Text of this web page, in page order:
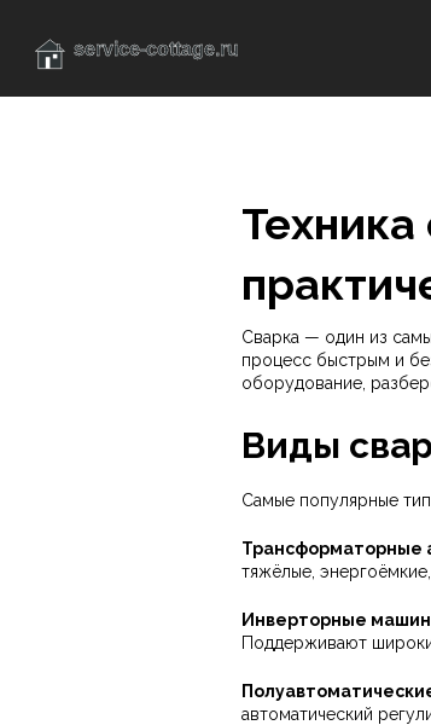
Сварка — один из
процесс быстрым и
оборудование,
Виды
Самые популярные
Трансформаторные
тяжёлые,
Инверторные
Поддерживают
автоматический